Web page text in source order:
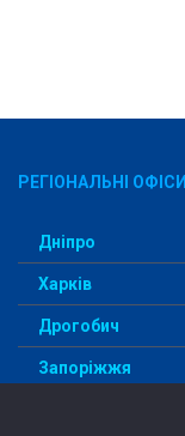
РЕГІОНАЛЬНІ ОФІСИ
Дніпро
Харків
Дрогобич
Запоріжжя